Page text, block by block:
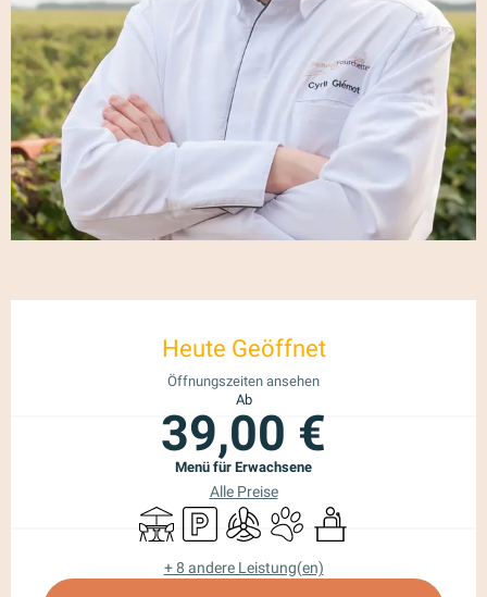
Heute Geöffnet
Öffnungszeiten ansehen
Ab
39,00 €
Menü für Erwachsene
Alle Preise
TerrasseParkplatzKlimaanlageTiere erlaubt
Seminare
+ 8 andere Leistung(en)